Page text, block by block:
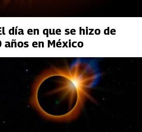
día en que se hizo de
años en México